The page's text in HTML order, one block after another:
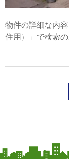
物件の詳細な内
住用）」で検索の